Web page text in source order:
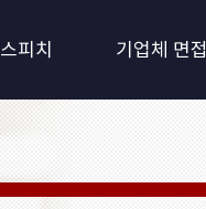
스피치 기업체 면접